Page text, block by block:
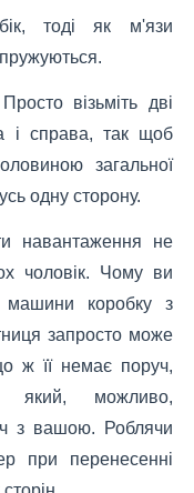
тоді як м'язи
візьміть дві
і справа, так щоб
загальної
одну сторону.
навантаження не
чоловік. Чому ви
машини коробку з
запросто може
ж її немає поруч,
який, можливо,
з вашою. Роблячи
при перенесенні